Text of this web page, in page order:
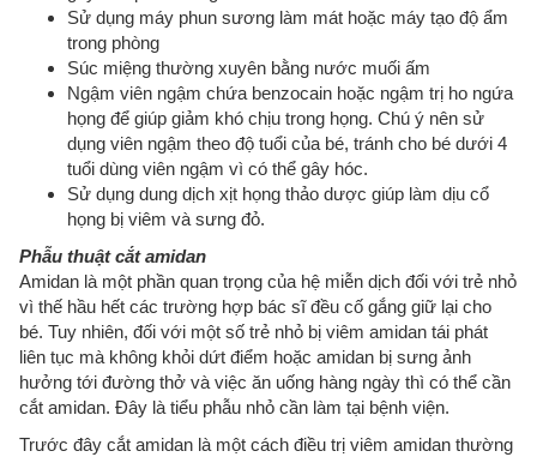
Sử dụng máy phun sương làm mát hoặc máy tạo độ ẩm
trong phòng
Súc miệng thường xuyên bằng nước muối ấm
Ngậm viên ngậm chứa benzocain hoặc ngậm trị ho ngứa
họng để giúp giảm khó chịu trong họng. Chú ý nên sử
dụng viên ngậm theo độ tuổi của bé, tránh cho bé dưới 4
tuổi dùng viên ngậm vì có thể gây hóc.
Sử dụng dung dịch xịt họng thảo dược giúp làm dịu cổ
họng bị viêm và sưng đỏ.
Phẫu thuật cắt amidan
Amidan là một phần quan trọng của hệ miễn dịch đối với trẻ nhỏ
vì thế hầu hết các trường hợp bác sĩ đều cố gắng giữ lại cho
bé. Tuy nhiên, đối với một số trẻ nhỏ bị viêm amidan tái phát
liên tục mà không khỏi dứt điểm hoặc amidan bị sưng ảnh
hưởng tới đường thở và việc ăn uống hàng ngày thì có thể cần
cắt amidan. Đây là tiểu phẫu nhỏ cần làm tại bệnh viện.
Trước đây cắt amidan là một cách điều trị viêm amidan thường